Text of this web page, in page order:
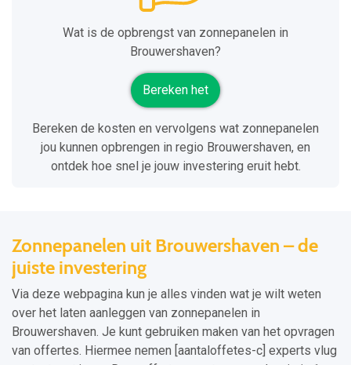
Wat is de opbrengst van zonnepanelen in
Brouwershaven?
Bereken het
Bereken de kosten en vervolgens wat zonnepanelen
jou kunnen opbrengen in regio Brouwershaven, en
ontdek hoe snel je jouw investering eruit hebt.
Zonnepanelen uit Brouwershaven – de
juiste investering
Via deze webpagina kun je alles vinden wat je wilt weten
over het laten aanleggen van zonnepanelen in
Brouwershaven. Je kunt gebruiken maken van het opvragen
van offertes. Hiermee nemen [aantaloffetes-c] experts vlug